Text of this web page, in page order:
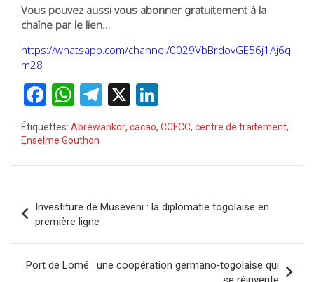
Vous pouvez aussi vous abonner gratuitement à la
chaîne par le lien…
https://whatsapp.com/channel/0029VbBrdovGE56j1Aj6q
m28
F
a
ce
b
o
k
W
h
at
s
p
p
T
el
gr
m
X
n
dI
Étiquettes: Abréwankor, cacao, CCFCC, centre de traitement,
Enselme Gouthon
de
l’article
Investiture de Museveni : la diplomatie togolaise en
première ligne
Port de Lomé : une coopération germano‑togolaise qui